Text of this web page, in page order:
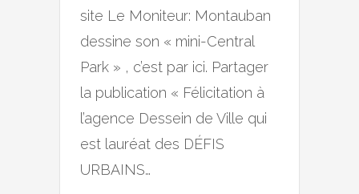
site Le Moniteur: Montauban
dessine son « mini-Central
Park » , c’est par ici. Partager
la publication « Félicitation à
l’agence Dessein de Ville qui
est lauréat des DÉFIS
URBAINS…